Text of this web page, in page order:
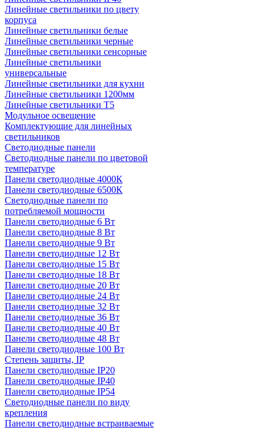
Линейные светильники по цвету
корпуса
Линейные светильники белые
Линейные светильники черные
Линейные светильники сенсорные
Линейные светильники
универсальные
Линейные светильники для кухни
Линейные светильники 1200мм
Линейные светильники Т5
Модульное освещение
Комплектующие для линейных
светильников
Светодиодные панели
Светодиодные панели по цветовой
температуре
Панели светодиодные 4000К
Панели светодиодные 6500К
Светодиодные панели по
потребляемой мощности
Панели светодиодные 6 Вт
Панели светодиодные 8 Вт
Панели светодиодные 9 Вт
Панели светодиодные 12 Вт
Панели светодиодные 15 Вт
Панели светодиодные 18 Вт
Панели светодиодные 20 Вт
Панели светодиодные 24 Вт
Панели светодиодные 32 Вт
Панели светодиодные 36 Вт
Панели светодиодные 40 Вт
Панели светодиодные 48 Вт
Панели светодиодные 100 Вт
Степень защиты, IP
Панели светодиодные IP20
Панели светодиодные IP40
Панели светодиодные IP54
Светодиодные панели по виду
крепления
Панели светодиодные встраиваемые